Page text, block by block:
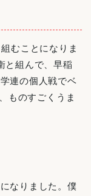
むことになりま
と組んで、早稲
連の個人戦でベ
、ものすごくうま
なりました。僕